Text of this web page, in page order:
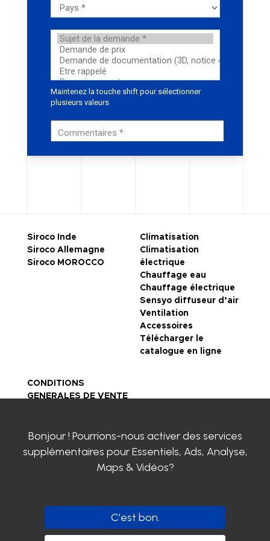
Siroco Inde
Siroco Allemagne
Siroco MOROCCO
Climatisation
Climatisation
électrique
Chauffage eau
Chauffage électrique
Sensyo diffuseur d’air
Ventilation
Accessoires
Télécharger le
catalogue en ligne
CONDITIONS
GENERALES DE VENTE
confidentialité
Certifications SIROCO
Contactez-nous
Suivez-nous
Bonjour ! Pourrions-nous activer des services
supplémentaires pourEssentiels, Ads, Analyse,
Maps & Vidéos?
C'est bon.